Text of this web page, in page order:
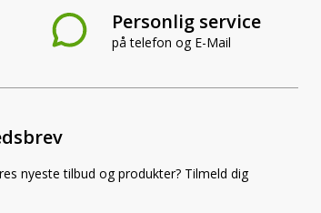
Personlig service
på telefon og E-Mail
nyeste tilbud og produkter? Tilmeld dig